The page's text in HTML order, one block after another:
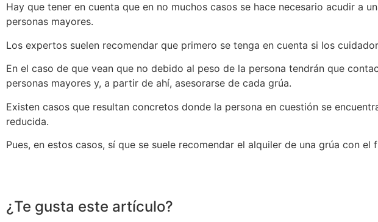
Hay que tener en cuenta que en no muchos casos se hace necesario acudir a
personas mayores.
Los expertos suelen recomendar que primero se tenga en cuenta si los
En el caso de que vean que no debido al peso de la persona tendrán que
personas mayores y, a partir de ahí, asesorarse de cada grúa.
Existen casos que resultan concretos donde la persona en cuestión se
reducida.
Pues, en estos casos, sí que se suele recomendar el alquiler de una grúa con
¿Te gusta este artículo?